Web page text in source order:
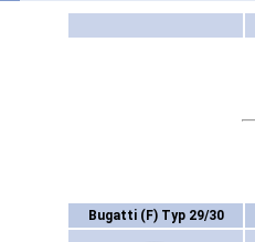
Bugatti (F) Typ 29/30